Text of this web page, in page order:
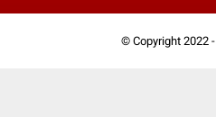
© Copyright 2022 -